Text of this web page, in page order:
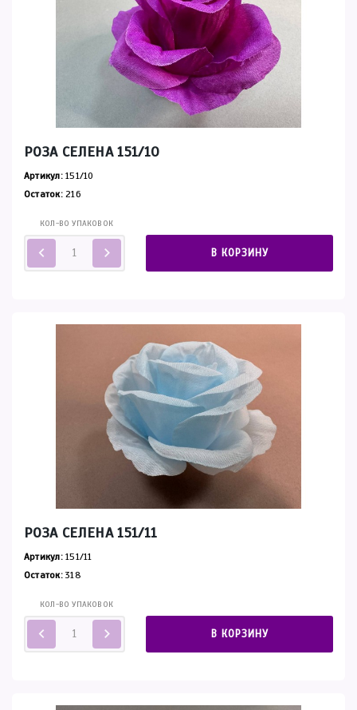
РОЗА СЕЛЕНА 151/10
Артикул:151/10
Остаток: 216
КОЛ-ВО УПАКОВОК
В КОРЗИНУ
РОЗА СЕЛЕНА 151/11
Артикул:151/11
Остаток:318
КОЛ-ВО УПАКОВОК
В КОРЗИНУ